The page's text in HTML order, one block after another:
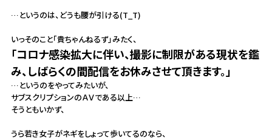
…というのは、どうも腰が引ける(T_T)
いっそのこと「貴ちゃんねるず」みたく、
「コロナ感染拡大に伴い、撮影に制限がある現状を鑑
み、しばらくの間配信をお休みさせて頂きます。」
…というのをやってみたいが、
サブスクリプションのＡＶである以上…
そうともいかず、
うら若き女子がネギをしょって歩いてるのなら、